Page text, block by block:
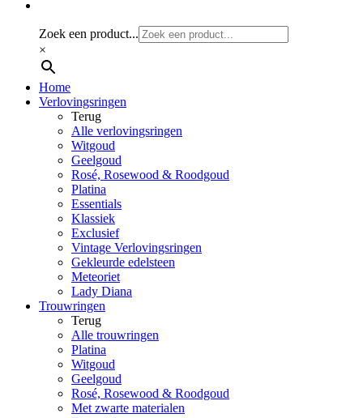
Zoek een product...
×
Home
Verlovingsringen
Terug
Alle verlovingsringen
Witgoud
Geelgoud
Rosé, Rosewood & Roodgoud
Platina
Essentials
Klassiek
Exclusief
Vintage Verlovingsringen
Gekleurde edelsteen
Meteoriet
Lady Diana
Trouwringen
Terug
Alle trouwringen
Platina
Witgoud
Geelgoud
Rosé, Rosewood & Roodgoud
Met zwarte materialen